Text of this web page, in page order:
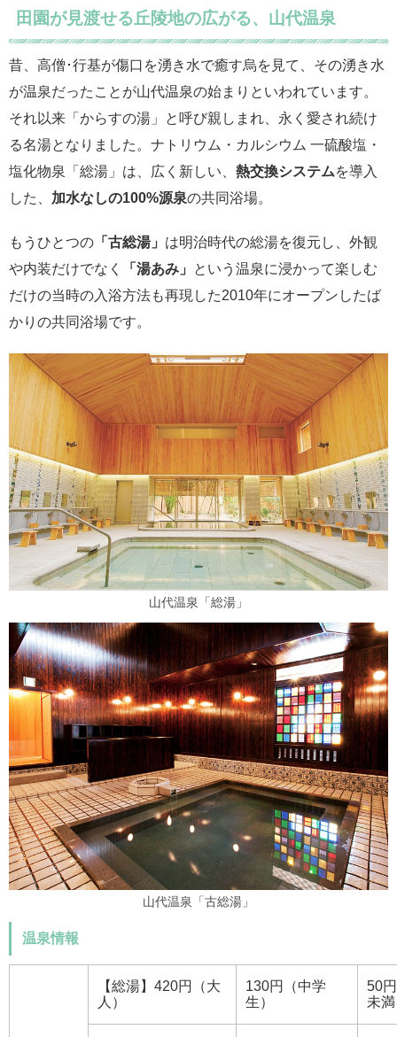
田園が見渡せる丘陵地の広がる、山代温泉
昔、高僧･行基が傷口を湧き水で癒す烏を見て、その湧き水
が温泉だったことが山代温泉の始まりといわれています。
それ以来「からすの湯」と呼び親しまれ、永く愛され続け
る名湯となりました。ナトリウム・カルシウム 一硫酸塩・
塩化物泉「総湯」は、広く新しい、 熱交換システムを導入
した、 加水なしの100%源泉の共同浴場。
もうひとつの 「古総湯」 は明治時代の総湯を復元し、外観
や内装だけでなく
「湯あみ」
という温泉に浸かって楽しむ
だけの当時の入浴方法も再現した2010年にオープンしたば
かりの共同浴場です。
山代温泉「総湯」
山代温泉「古総湯」
温泉情報
【総湯】420円（大
人）
130円（中学
生）
50
未